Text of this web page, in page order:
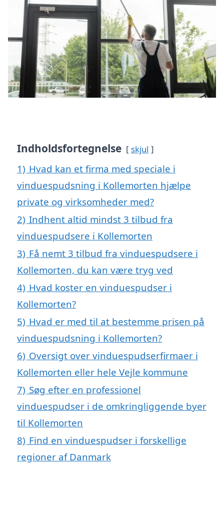
Indholdsfortegnelse skjul
1) Hvad kan et firma med speciale i
vinduespudsning i Kollemorten hjælpe
private og virksomheder med?
2) Indhent altid mindst 3 tilbud fra
vinduespudsere i Kollemorten
3) Få nemt 3 tilbud fra vinduespudsere i
Kollemorten, du kan være tryg ved
4) Hvad koster en vinduespudser i
Kollemorten?
5) Hvad er med til at bestemme prisen på
vinduespudsning i Kollemorten?
6) Oversigt over vinduespudserfirmaer i
Kollemorten eller hele Vejle kommune
7) Søg efter en professionel
vinduespudser i de omkringliggende byer
til Kollemorten
8) Find en vinduespudser i forskellige
regioner af Danmark